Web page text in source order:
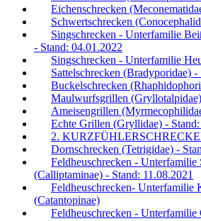
Eichenschrecken
Schwertschrecken
Singschrecken - Unterfamilie
- Stand: 04.01.2022
Singschrecken - Unterfamilie
Sattelschrecken (Bradyporidae)
Buckelschrecken
Maulwurfsgrillen (Gryllotalpidae)
Ameisengrillen
Echte Grillen (Gryllidae) -
2.
Dornschrecken (Tetrigidae) -
Feldheuschrecken - Unterfamilie
(Calliptaminae) - Stand: 11.08.2021
Feldheuschrecken- Unterfamilie
(Catantopinae)
Feldheuschrecken - Unterfamilie